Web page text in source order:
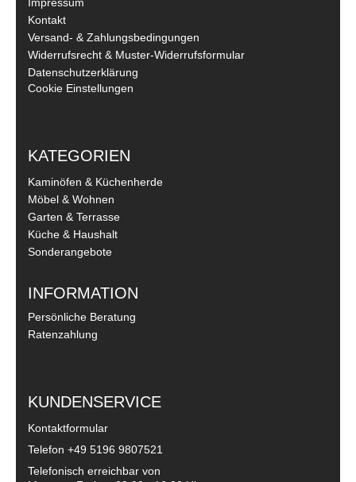
Kontakt
Versand- & Zahlungsbedingungen
Widerrufsrecht & Muster-Widerrufsformular
Datenschutzerklärung
Cookie Einstellungen
KATEGORIEN
Kaminöfen & Küchenherde
Möbel & Wohnen
Garten & Terrasse
Küche & Haushalt
Sonderangebote
INFORMATION
Persönliche Beratung
Ratenzahlung
KUNDENSERVICE
Kontaktformular
Telefon +49 5196 9807521
Telefonisch erreichbar von